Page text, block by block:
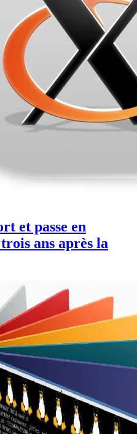
et passe en
ans après la